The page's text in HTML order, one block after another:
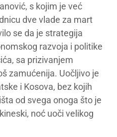
s kojim je već
dve vlade za mart
se da je strategija
razvoja i politike
sa prizivanjem
zamućenija. Uočljivo je
i Kosova, bez kojih
od svega onoga što je
noć uoči velikog